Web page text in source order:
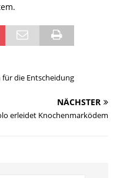
die Entscheidung
NÄCHSTER
erleidet Knochenmarködem